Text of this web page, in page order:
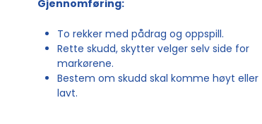
Gjennomføring:
To rekker med pådrag og oppspill.
Rette skudd, skytter velger selv side for
markørene.
Bestem om skudd skal komme høyt eller
lavt.